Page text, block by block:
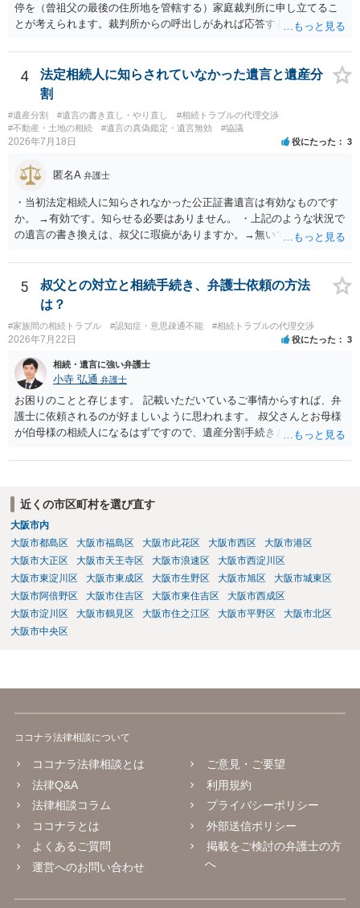
停を（曾祖父の最後の住所地を管轄する）家庭裁判所に申し立てるこ
とが考えられます。裁判所からの呼出しがあれば応答する可能性がま
能と思われます。時間が思った以上にないので必要書類をてきぱきと
揃える必要があります。その点是非御注意ください。
4
法定相続人に知らされていなかった遺言と遺産分
割
#遺産分割 #遺言の書き直し・やり直し
#相続トラブルの代理交渉
#不動産・土地の相続
#遺言の真偽鑑定・遺言無効 #協議
2026年7月18日 役にたった 3
匿名A 弁護士
・当初法定相続人に知らされなかった公正証書遺言は有効なものです
か。 →有効です。知らせる必要はありません。 ・上記のような状況で
の遺言の書き換えは、叔父に瑕疵がありますか。→無いです。 ・分割
ますか。 →本人が自由に決められますので、どこが妥当とは言えない
です。客観的な基準もありません。 ・できれば穏やかに、分割を拒否
することはできますか。 →分割を拒否するということは、遺産はいら
ないということでしょうか。遺言で、受取を指定されててもいらない
と拒否することはできます。理由を説明する必要はありません。
5
叔父との対立と相続手続き、弁護士依頼の方法
は？
#家族間の相続トラブル #認知症・意思疎通不能 #相続トラブルの代理交渉
2026年7月22日 役にたった 3
相続・遺言に強い弁護士
小寺 弘通 弁護士
お困りのことと存じます。 記載いただいているご事情からすれば、弁
護士に依頼されるのが好ましいように思われます。 叔父さんとお母様
が伯母様の相続人になるはずですので、遺産分割手続きという形でお
に呼ばれなかったことについて慰謝料を請求する」と言ってこられて
しょうから、こちらから積極的に動く必要はないように見受けられま
す。 仮に訴訟を起こされるなどした場合には、遺産分割手続きで依頼
される弁護士の方に対応をお願いするのが良いのではないでしょう
か。 以上ご参考にしていただければ幸いです。
近くの市区町村を選び直す
大阪市内
大阪市都島区
大阪市福島区 大阪市此花区 大阪市西区
大阪市港区
大阪市大正区
大阪市天王寺区 大阪市浪速区
大阪市西淀川区
大阪市東淀川区
大阪市東成区 大阪市生野区 大阪市旭区
大阪市城東区
大阪市阿倍野区
大阪市住吉区 大阪市東住吉区
大阪市西成区
大阪市淀川区
大阪市鶴見区 大阪市住之江区 大阪市平野区
大阪市北区
大阪市中央区
ココナラ法律相談について
ココナラ法律相談とは
法律Q&A
法律相談コラム
ココナラとは
よくあるご質問
運営へのお問い合わせ
ご意見・ご要望
利用規約
プライバシーポリシー
外部送信ポリシー
掲載をご検討の弁護士の方
へ